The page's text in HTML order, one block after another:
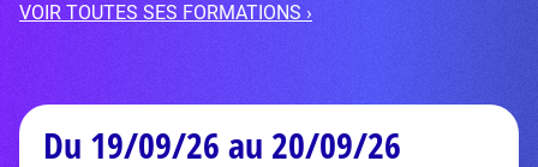
VOIR TOUTES SES FORMATIONS ›
Du 19/09/26 au 20/09/26